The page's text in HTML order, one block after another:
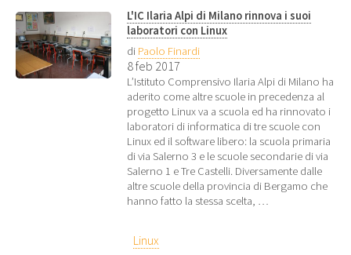
L'IC Ilaria Alpi di Milano rinnova i suoi
laboratori con Linux
di Paolo Finardi
8 feb 2017
L’Istituto Comprensivo Ilaria Alpi di Milano ha
aderito come altre scuole in precedenza al
progetto Linux va a scuola ed ha rinnovato i
laboratori di informatica di tre scuole con
Linux ed il software libero: la scuola primaria
di via Salerno 3 e le scuole secondarie di via
Salerno 1 e Tre Castelli. Diversamente dalle
altre scuole della provincia di Bergamo che
hanno fatto la stessa scelta, …
Linux